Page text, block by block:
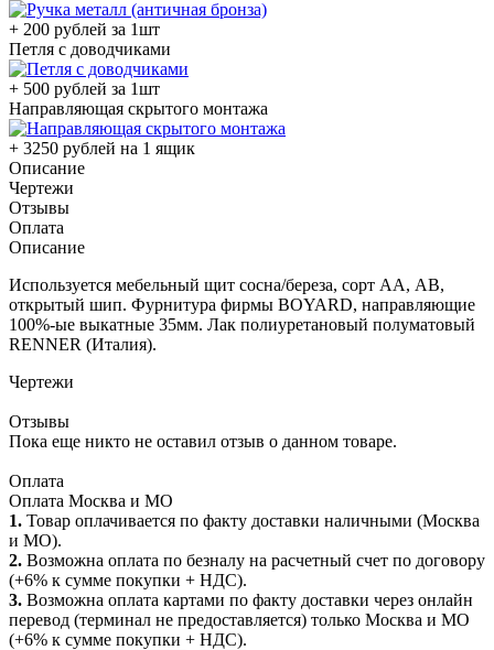
+ 200 рублей за 1шт
Петля с доводчиками
+ 500 рублей за 1шт
Направляющая скрытого монтажа
+ 3250 рублей на 1 ящик
Описание
Чертежи
Отзывы
Оплата
Описание
Используется мебельный щит сосна/береза, сорт АА, АВ,
открытый шип. Фурнитура фирмы BOYARD, направляющие
100%-ые выкатные 35мм. Лак полиуретановый полуматовый
RENNER (Италия).
Чертежи
Отзывы
Пока еще никто не оставил отзыв о данном товаре.
Оплата
Оплата Москва и МО
1. Товар оплачивается по факту доставки наличными (Москва
и МО).
2. Возможна оплата по безналу на расчетный счет по договору
(+6% к сумме покупки + НДС).
3. Возможна оплата картами по факту доставки через онлайн
перевод (терминал не предоставляется) только Москва и МО
(+6% к сумме покупки + НДС).